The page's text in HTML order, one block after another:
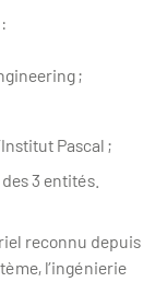
;
Pascal ;
3 entités.
reconnu depuis
l’ingénierie